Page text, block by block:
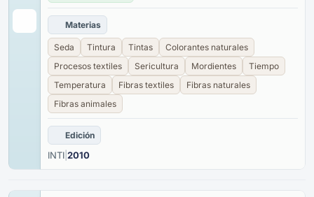
Materias
Seda Tintura Tintas
Colorantes naturales
Procesos textiles
Sericultura Mordientes
Tiempo
Temperatura
Fibras textiles
Fibras naturales
Fibras animales
Edición
INTI 2010